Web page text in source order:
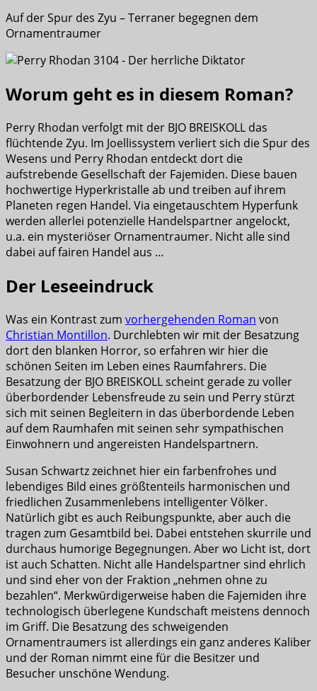
Auf der Spur des Zyu – Terraner begegnen dem
Ornamentraumer
Worum geht es in diesem Roman?
Perry Rhodan verfolgt mit der BJO BREISKOLL das
flüchtende Zyu. Im Joellissystem verliert sich die Spur des
Wesens und Perry Rhodan entdeckt dort die
aufstrebende Gesellschaft der Fajemiden. Diese bauen
hochwertige Hyperkristalle ab und treiben auf ihrem
Planeten regen Handel. Via eingetauschtem Hyperfunk
werden allerlei potenzielle Handelspartner angelockt,
u.a. ein mysteriöser Ornamentraumer. Nicht alle sind
dabei auf fairen Handel aus …
Der Leseeindruck
Was ein Kontrast zum vorhergehenden Roman von
Christian Montillon. Durchlebten wir mit der Besatzung
dort den blanken Horror, so erfahren wir hier die
schönen Seiten im Leben eines Raumfahrers. Die
Besatzung der BJO BREISKOLL scheint gerade zu voller
überbordender Lebensfreude zu sein und Perry stürzt
sich mit seinen Begleitern in das überbordende Leben
auf dem Raumhafen mit seinen sehr sympathischen
Einwohnern und angereisten Handelspartnern.
Susan Schwartz zeichnet hier ein farbenfrohes und
lebendiges Bild eines größtenteils harmonischen und
friedlichen Zusammenlebens intelligenter Völker.
Natürlich gibt es auch Reibungspunkte, aber auch die
tragen zum Gesamtbild bei. Dabei entstehen skurrile und
durchaus humorige Begegnungen. Aber wo Licht ist, dort
ist auch Schatten. Nicht alle Handelspartner sind ehrlich
und sind eher von der Fraktion „nehmen ohne zu
bezahlen“. Merkwürdigerweise haben die Fajemiden ihre
technologisch überlegene Kundschaft meistens dennoch
im Griff. Die Besatzung des schweigenden
Ornamentraumers ist allerdings ein ganz anderes Kaliber
und der Roman nimmt eine für die Besitzer und
Besucher unschöne Wendung.